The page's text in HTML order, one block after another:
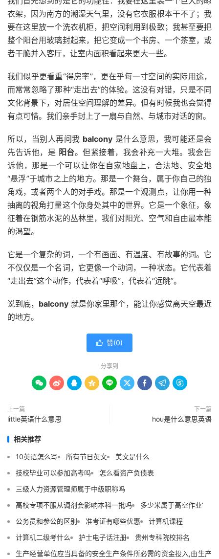
衣架，因为南方的潮湿天气里，没有它衣服根本干不了；我
要在这里放一个洗衣机柜，把空间利用到极致；我甚至要把
整个阳台用玻璃封起来，把它变成一个书房、一个茶室，或
者干脆并入客厅，让室内面积看起来更大一些。
我们似乎更看重“得房率”，更在乎每一寸空间的实际用途，
而常常忽略了那种“走出去”的体验。这没有对错，只是不同
文化背景下，对居住空间理解的差异。但有时候我也会觉得
有点可惜。我们亲手封上了一扇与自然、与城市对话的窗。
所以，当别人再问我 balcony 是什么意思，我可能还是会
先告诉他，是 阳台。但紧接着，我会补充一大堆。我会告
诉他，那是一个可以让你在自家地盘上，合法地、安全地
“悬浮”于城市之上的地方。那是一个舞台，属于你自己的独
角戏，或者两个人的对手戏。那是一个观测点，让你用一种
抽离的视角打量这个你身处其中的世界。它是一个象征，象
征着在钢筋水泥的丛林里，我们对阳光、空气和自由最本能
的渴望。
它是一个复杂的词，一个有画面、有温度、有故事的词。它
不仅仅是一个名词，它更像一个动词，一种状态。它代表着
“走出去”这个动作，代表着“呼吸”，代表着“远眺”。
说到底， balcony 就是你家里那个，能让你感觉离天空最近
的地方。
 赞(0)
分享到
        
上一篇
little英语什么意思
下一篇
hou是什么意思英语
相关推荐
10英语怎么写 所有节日英文
美文是什么
技校毕业可以参加高考吗
怎么看资产负债表
三级人力资源管理师属于中级职称吗
高校专项不服从调剂会影响本科一批吗
多少米属于高空作业‘
公务员和参公的区别
准考证有哪些优惠
计算机课程
计算机二级考什么
护士电子话注册
贵州专科院校排名
生产经营单位应当具备的安全生产条件所必需的资金投入,由生产